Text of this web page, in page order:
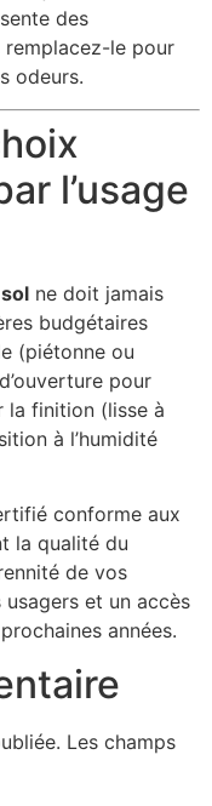
des
remplacez-le pour
odeurs.
l’usage
ne doit jamais
budgétaires
(piétonne ou
pour
la finition (lisse à
à l’humidité
conforme aux
la qualité du
de vos
et un accès
années.
Les champs